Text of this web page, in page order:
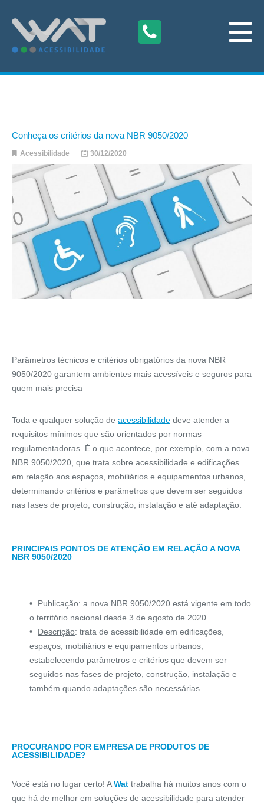
Conheça os critérios da nova NBR 9050/2020
Acessibilidade 30/12/2020
Parâmetros técnicos e critérios obrigatórios da nova NBR
9050/2020 garantem ambientes mais acessíveis e seguros para
quem mais precisa
Toda e qualquer solução de acessibilidade deve atender a
requisitos mínimos que são orientados por normas
regulamentadoras. É o que acontece, por exemplo, com a nova
NBR 9050/2020, que trata sobre acessibilidade e edificações
em relação aos espaços, mobiliários e equipamentos urbanos,
determinando critérios e parâmetros que devem ser seguidos
nas fases de projeto, construção, instalação e até adaptação.
PRINCIPAIS PONTOS DE ATENÇÃO EM RELAÇÃO A NOVA
NBR 9050/2020
Publicação: a nova NBR 9050/2020 está vigente em todo
o território nacional desde 3 de agosto de 2020.
Descrição: trata de acessibilidade em edificações,
espaços, mobiliários e equipamentos urbanos,
estabelecendo parâmetros e critérios que devem ser
seguidos nas fases de projeto, construção, instalação e
também quando adaptações são necessárias.
PROCURANDO POR EMPRESA DE PRODUTOS DE
ACESSIBILIDADE?
Você está no lugar certo! AWat trabalha há muitos anos com o
que há de melhor em soluções de acessibilidade para atender